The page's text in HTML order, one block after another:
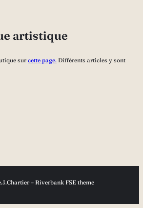
artistique
surcette page. Différents articles y sont
– Riverbank FSE theme